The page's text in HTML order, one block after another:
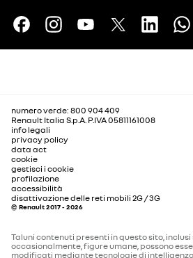
numero verde: 800 904 409
Renault Italia S.p.A. P.IVA 05811161008
info legali
privacy policy
data act
cookie
gestisci i cookie
profilazione
accessibilità
disattivazione delle reti mobili 2G / 3G
© Renault 2017 - 2026
Taluni contenuti presenti in questo sito,
occasionalmente, figure umane, possono
modificati mediante tecnologie di